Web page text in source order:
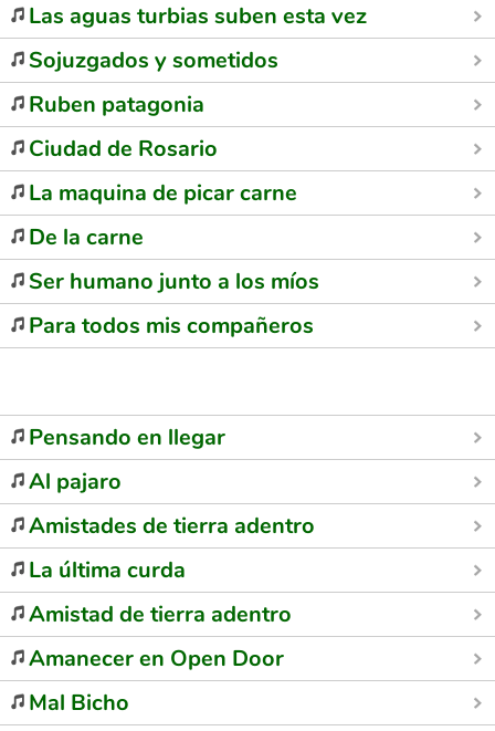
Las aguas turbias suben esta vez
Sojuzgados y sometidos
Ruben patagonia
Ciudad de Rosario
La maquina de picar carne
De la carne
Ser humano junto a los míos
Para todos mis compañeros
Pensando en llegar
Al pajaro
Amistades de tierra adentro
La última curda
Amistad de tierra adentro
Amanecer en Open Door
Mal Bicho